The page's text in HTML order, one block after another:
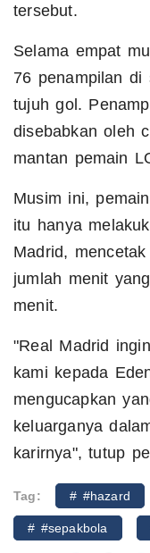
tersebut.
Selama empat
76 penampilan di
tujuh gol.
disebabkan oleh
mantan pemain
Musim ini,
itu hanya
Madrid,
jumlah menit
menit.
"Real Madrid
kami kepada
mengucapkan
keluarganya
karirnya", tutup
Tag: # #hazard
# #sepakbola